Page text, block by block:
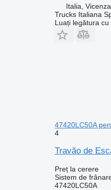
Italia,
Trucks Italiana
Luați legătura
47420LC50A
4
Travão de
Preț la cerere
Sistem de
47420LC50A